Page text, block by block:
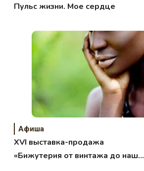
Пульс жизни. Мое сердце
Афиша
XVI выставка-продажа
«Бижутерия от винтажа до наших